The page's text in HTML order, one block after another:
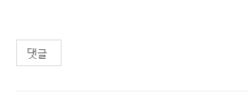
댓글